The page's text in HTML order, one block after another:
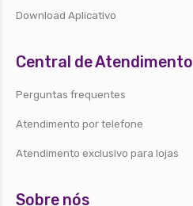
Download Aplicativo
Central de Atendimento
Perguntas frequentes
Atendimento por telefone
Atendimento exclusivo para lojas
Sobre nós